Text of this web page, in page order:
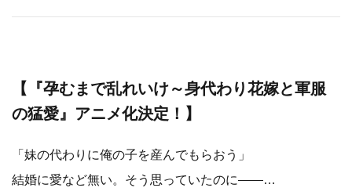
【『孕むまで乱れいけ～身代わり花嫁と軍服
の猛愛』アニメ化決定！】
「妹の代わりに俺の子を産んでもらおう」
結婚に愛など無い。そう思っていたのに――…